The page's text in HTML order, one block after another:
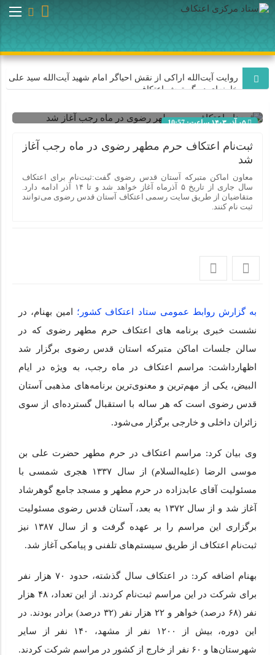
روایت آیت‌الله اراکی از نقش احیاگر امام شهید آیت‌الله سید علی
خامنه‌ای در گسترش اعتکاف
اعتکاف با هدایت امام شهید آیت‌الله سید علی خامنه‌ای به یک
روایت سردار فلاح‌زاده از نقش احیاگر اعتکاف، رهبر شهید انقلاب
در شکوفایی اعتکاف
شهید آیت‌الله سید علی خامنه‌ای(مدظله العالی) در گسترش
امام شهید آیت‌الله خامنه‌ای با احیای سنت اعتکاف، معنویت را در
پیکر مطهر رهبر شهید انقلاب در قم
دعوت ستاد مرکزی اعتکاف به حضور در مراسم بزرگداشت قائد
۰۵ آذر ۱۴۰۳ ساعت: 10:57
شناسه : 8679
ثبت‌نام اعتکاف حرم مطهر رضوی در ماه رجب آغاز
شد
معاون اماکن متبرکه آستان قدس رضوی گفت:ثبت‌نام برای اعتکاف
سال جاری از تاریخ ۵ آذرماه آغاز خواهد شد و تا ۱۴ آذر ادامه دارد.
متقاضیان از طریق سایت رسمی اعتکاف آستان قدس رضوی می‌توانند
ثبت نام کنند.
به گزارش روابط عمومی ستاد اعتکاف کشور؛ امین بهنام، در
نشست خبری برنامه های اعتکاف حرم مطهر رضوی که در
سالن جلسات اماکن متبرکه استان قدس رضوی برگزار شد
اظهارداشت: مراسم اعتکاف در ماه رجب، به ویژه در ایام
البیض، یکی از مهم‌ترین و معنوی‌ترین برنامه‌های مذهبی آستان
قدس رضوی است که هر ساله با استقبال گسترده‌ای از سوی
زائران داخلی و خارجی برگزار می‌شود.
وی بیان کرد: مراسم اعتکاف در حرم مطهر حضرت علی بن
موسی الرضا (علیه‌السلام) از سال ۱۳۳۷ هجری شمسی با
مسئولیت آقای عابدزاده در حرم مطهر و مسجد جامع گوهرشاد
آغاز شد و از سال ۱۳۷۲ به بعد، آستان قدس رضوی مسئولیت
برگزاری این مراسم را بر عهده گرفت و از سال ۱۳۸۷ نیز
ثبت‌نام اعتکاف از طریق سیستم‌های تلفنی و پیامکی آغاز شد.
بهنام اضافه کرد: در اعتکاف سال گذشته، حدود ۷۰ هزار نفر
برای شرکت در این مراسم ثبت‌نام کردند. از این تعداد، ۴۸ هزار
نفر (۶۸ درصد) خواهر و ۲۲ هزار نفر (۳۲ درصد) برادر بودند. در
این دوره، بیش از ۱۲۰۰ نفر از مشهد، ۱۴۰ نفر از سایر
شهرستان‌ها و ۶۰ نفر از خارج از کشور در مراسم شرکت کردند.